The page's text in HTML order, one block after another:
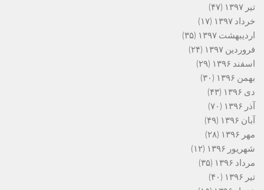
تیر ۱۳۹۷
(۴۷)
خرداد ۱۳۹۷
(۱۷)
اردیبهشت ۱۳۹۷
(۳۵)
فروردین ۱۳۹۷
(۲۴)
اسفند ۱۳۹۶
(۲۹)
بهمن ۱۳۹۶
(۳۰)
دی ۱۳۹۶
(۴۳)
آذر ۱۳۹۶
(۷۰)
آبان ۱۳۹۶
(۴۹)
مهر ۱۳۹۶
(۲۸)
شهریور ۱۳۹۶
(۱۲)
مرداد ۱۳۹۶
(۳۵)
تیر ۱۳۹۶
(۴۰)